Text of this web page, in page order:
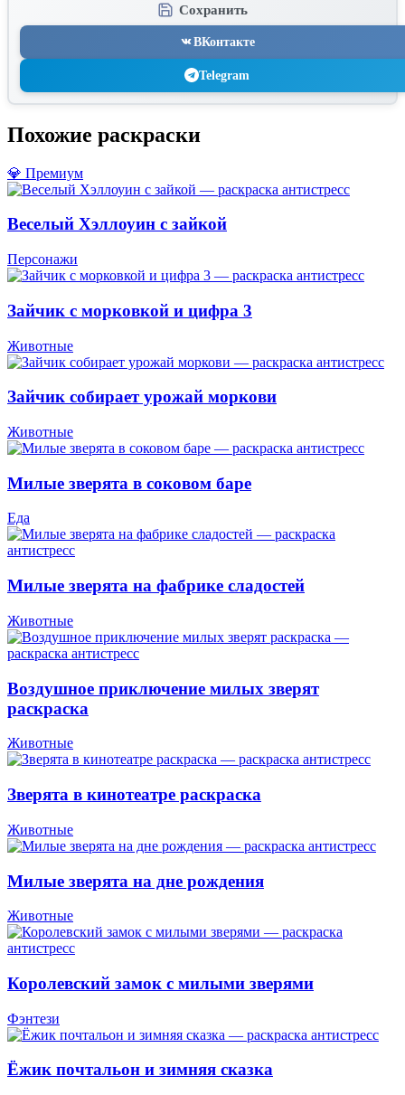
Сохранить
ВКонтакте
Telegram
Похожие раскраски
💎 Премиум
Веселый Хэллоуин с зайкой
Персонажи
Зайчик с морковкой и цифра 3
Животные
Зайчик собирает урожай моркови
Животные
Милые зверята в соковом баре
Еда
Милые зверята на фабрике сладостей
Животные
Воздушное приключение милых зверят
раскраска
Животные
Зверята в кинотеатре раскраска
Животные
Милые зверята на дне рождения
Животные
Королевский замок с милыми зверями
Фэнтези
Ёжик почтальон и зимняя сказка